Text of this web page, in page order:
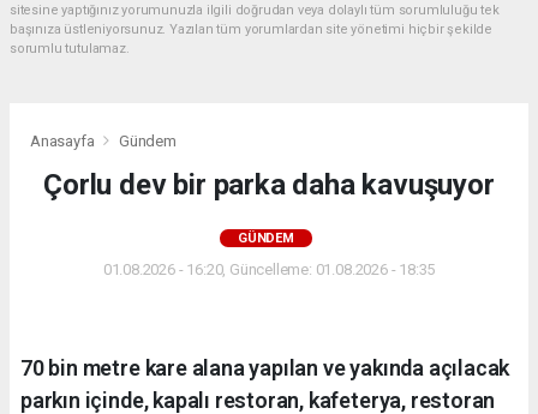
sitesine yaptığınız yorumunuzla ilgili doğrudan veya dolaylı tüm sorumluluğu tek
başınıza üstleniyorsunuz. Yazılan tüm yorumlardan site yönetimi hiçbir şekilde
sorumlu tutulamaz.
Anasayfa Gündem
Çorlu dev bir parka daha kavuşuyor
GÜNDEM
01.08.2026 - 16:20, Güncelleme: 01.08.2026 - 18:35
70 bin metre kare alana yapılan ve yakında açılacak
parkın içinde, kapalı restoran, kafeterya, restoran